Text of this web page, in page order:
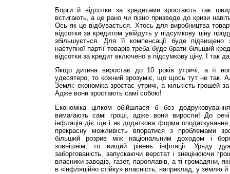
Борги й відсотки за кредитами зростають так
встигають, а це рано чи пізно призведе до кризи
Ось як це відбувається. Хтось для виробництва
відсотки за кредитом увійдуть у підсумкову ціну
збільшується. Для її компенсації буде
наступної партії товарів треба буде брати більший
відсотки за кредит включено в підсумкову ціну. І так
Якщо дитина виростає до 10 років утричі, а її
удесятеро, то кожний зрозуміє, що щось тут не так.
Землі: економіка зростає утричі, а кількість
Адже вони зростають самі собою!
Економіка цілком обійшлася б без
вимагають самі гроші, адже вони виросли! До
інфляція діє ще і як додаткова форма
прекрасну можливість впоратися з проблемами
більший розрив між національним доходом і
зовнішнім, то вищий рівень інфляції. Уряду
заборгованість, запускаючи верстат і знецінюючи
власники заводів, газет, пароплавів, а ті громадяни,
в «інфляційно стійку» власність, наприклад, у землю й